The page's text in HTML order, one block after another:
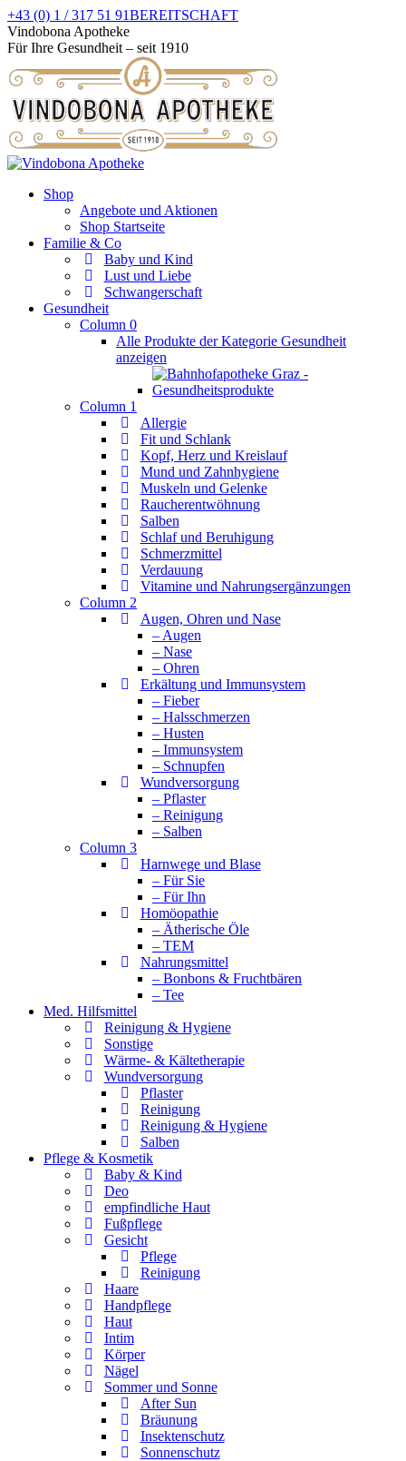
Zum
Inhalt
springen
+43 (0) 1 / 317 51 91BEREITSCHAFT
Facebook
page
in
new
window
Instagram
page
in
new
window
Vindobona Apotheke
Für Ihre Gesundheit – seit 1910
Shop
Angebote und Aktionen
Shop Startseite
Familie & Co
Baby und Kind
Lust und Liebe
Schwangerschaft
Gesundheit
Column 0
Alle Produkte der Kategorie Gesundheit
anzeigen
Column 1
Allergie
Fit und Schlank
Kopf, Herz und Kreislauf
Mund und Zahnhygiene
Muskeln und Gelenke
Raucherentwöhnung
Salben
Schlaf und Beruhigung
Schmerzmittel
Verdauung
Vitamine und Nahrungsergänzungen
Column 2
Augen, Ohren und Nase
– Augen
– Nase
– Ohren
Erkältung und Immunsystem
– Fieber
– Halsschmerzen
– Husten
– Immunsystem
– Schnupfen
Wundversorgung
– Pflaster
– Reinigung
– Salben
Column 3
Harnwege und Blase
– Für Sie
– Für Ihn
Homöopathie
– Ätherische Öle
– TEM
Nahrungsmittel
– Bonbons & Fruchtbären
– Tee
Med. Hilfsmittel
Reinigung & Hygiene
Sonstige
Wärme- & Kältetherapie
Wundversorgung
Pflaster
Reinigung
Reinigung & Hygiene
Salben
Pflege & Kosmetik
Baby & Kind
Deo
empfindliche Haut
Fußpflege
Gesicht
Pflege
Reinigung
Haare
Handpflege
Haut
Intim
Körper
Nägel
Sommer und Sonne
After Sun
Bräunung
Insektenschutz
Sonnenschutz